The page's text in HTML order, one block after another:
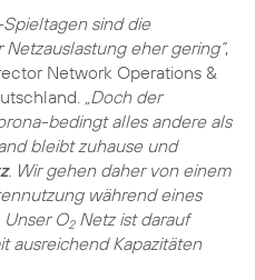
Spieltagen sind die
eher gering“,
Network Operations &
„Doch der
bedingt alles andere als
bleibt zuhause und
. Wir gehen daher von einem
während eines
O2Netz ist darauf
ausreichend Kapazitäten